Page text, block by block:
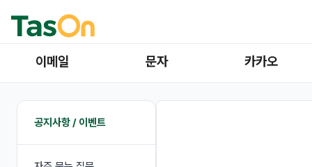
이메일 문자 카카오
공지사항 / 이벤트